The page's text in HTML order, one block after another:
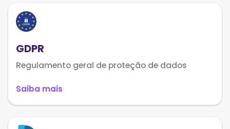
GDPR
Regulamento geral de proteção de dados
Saiba mais